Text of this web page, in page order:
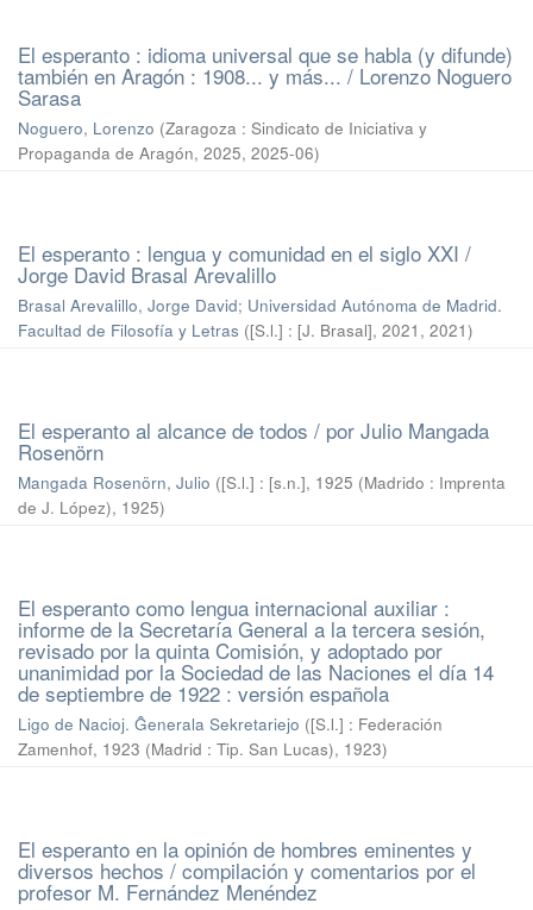
El esperanto : idioma universal que se habla (y difunde)
también en Aragón : 1908... y más... / Lorenzo Noguero
Sarasa
Noguero, Lorenzo (Zaragoza : Sindicato de Iniciativa y
Propaganda de Aragón, 2025, 2025-06)
El esperanto : lengua y comunidad en el siglo XXI /
Jorge David Brasal Arevalillo
Brasal Arevalillo, Jorge David; Universidad Autónoma de Madrid.
Facultad de Filosofía y Letras ([S.l.] : [J. Brasal], 2021 , 2021)
El esperanto al alcance de todos / por Julio Mangada
Rosenörn
Mangada Rosenörn, Julio ([S.l.] : [s.n.], 1925 (Madrido : Imprenta
de J. López), 1925)
El esperanto como lengua internacional auxiliar :
informe de la Secretaría General a la tercera sesión,
revisado por la quinta Comisión, y adoptado por
unanimidad por la Sociedad de las Naciones el día 14
de septiembre de 1922 : versión española
Ligo de Nacioj. Ĝenerala Sekretariejo ([S.l.] : Federación
Zamenhof, 1923 (Madrid : Tip. San Lucas), 1923)
El esperanto en la opinión de hombres eminentes y
diversos hechos / compilación y comentarios por el
profesor M. Fernández Menéndez